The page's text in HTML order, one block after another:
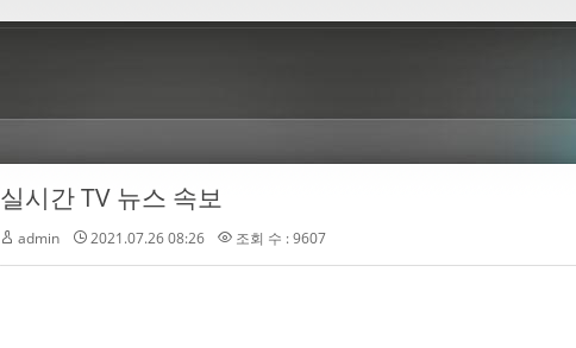
실시간 TV 뉴스 속보
admin 2021.07.26 08:26 조회 수 : 9607